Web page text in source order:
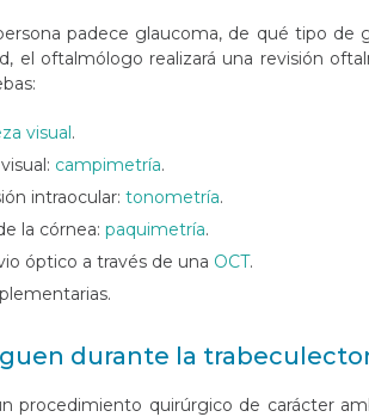
padece glaucoma, de qué tipo de
el oftalmólogo realizará una revisión
visual.
campimetría.
intraocular: tonometría.
la córnea: paquimetría.
óptico a través de una OCT.
durante la
procedimiento quirúrgico de carácter